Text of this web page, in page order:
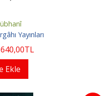
Yayınları
640,00TL
Ekle